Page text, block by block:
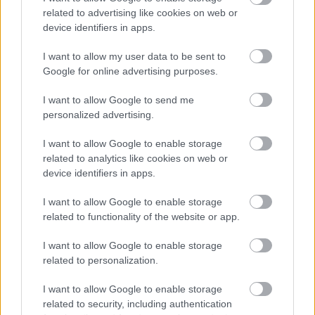
related to advertising like cookies on web or
device identifiers in apps.
I want to allow my user data to be sent to
Google for online advertising purposes.
I want to allow Google to send me
personalized advertising.
I want to allow Google to enable storage
related to analytics like cookies on web or
device identifiers in apps.
I want to allow Google to enable storage
related to functionality of the website or app.
I want to allow Google to enable storage
related to personalization.
I want to allow Google to enable storage
related to security, including authentication
Viete, kedy použiť akú maltu? Spoznajte rozdiely, ktoré
3 ročník základnej školy. To fakt? AI alebo nejaka kniha
kryštálikou. A rozdiel - schnutie a zretie. Nič?
vyrobíte pod 140 eur a je oveľa pohodlnejšie!
Žiadne čapovanie alebo zadlabávanie, všetko len na
čínske skrutky. Alternatíva slovenskej IKEI - čo sa týka
spracovaním, škoda. No lepšie než ten odpad z DTD
predávaný v Kauflande alebo Lídli.
ZÁHRADA
5 trvaliek s
Trvalky, ktoré znesú